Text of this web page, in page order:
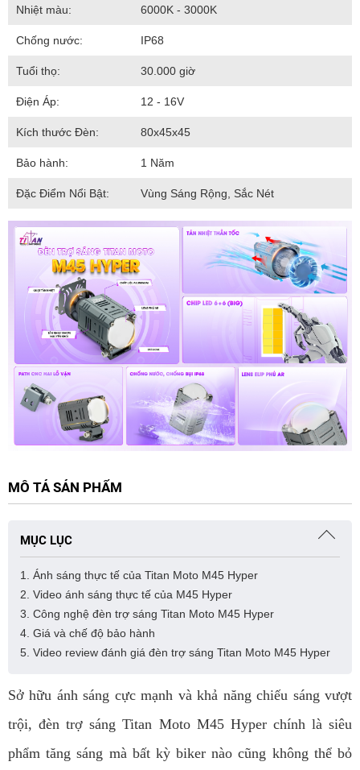
Nhiệt màu: 6000K - 3000K
Chống nước: IP68
Tuổi thọ: 30.000 giờ
Điện Áp: 12 - 16V
Kích thước Đèn: 80x45x45
Bảo hành: 1 Năm
Đặc Điểm Nổi Bật: Vùng Sáng Rộng, Sắc Nét
MÔ TẢ SẢN PHẨM
MỤC LỤC
1. Ánh sáng thực tế của Titan Moto M45 Hyper
2. Video ánh sáng thực tế của M45 Hyper
3. Công nghệ đèn trợ sáng Titan Moto M45 Hyper
4. Giá và chế độ bảo hành
5. Video review đánh giá đèn trợ sáng Titan Moto M45 Hyper
Sở hữu ánh sáng cực mạnh và khả năng chiếu sáng vượt
trội, đèn trợ sáng Titan Moto M45 Hyper chính là siêu
phẩm tăng sáng mà bất kỳ biker nào cũng không thể bỏ